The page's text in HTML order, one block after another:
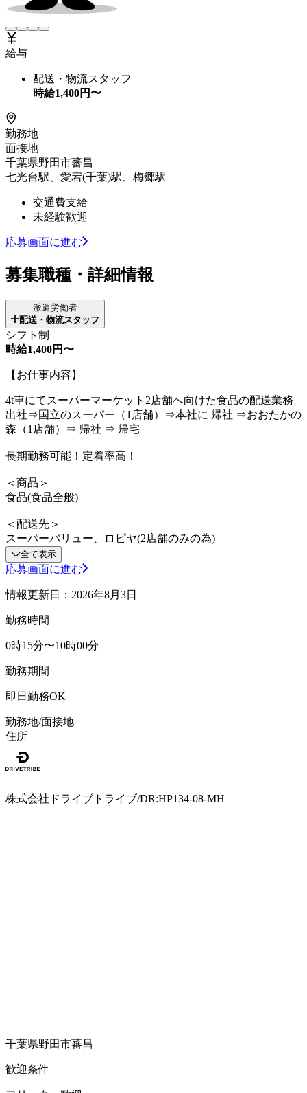
給与
配送・物流スタッフ
時給1,400円〜
勤務地
面接地
千葉県野田市蕃昌
七光台駅、愛宕(千葉)駅、梅郷駅
交通費支給
未経験歓迎
応募画面に進む
募集職種・詳細情報
派遣労働者
配送・物流スタッフ
シフト制
時給1,400円〜
【お仕事内容】
4t車にてスーパーマーケット2店舗へ向けた食品の配送業務
出社⇒国立のスーパー（1店舗）⇒本社に 帰社 ⇒おおたかの
森（1店舗）⇒ 帰社 ⇒ 帰宅
長期勤務可能！定着率高！
＜商品＞
食品(食品全般)
＜配送先＞
スーパーバリュー、ロピヤ(2店舗のみの為)
全て表示
応募画面に進む
情報更新日：2026年8月3日
勤務時間
0時15分〜10時00分
勤務期間
即日勤務OK
勤務地/面接地
住所
株式会社ドライブトライブ/DR:HP134-08-MH
千葉県野田市蕃昌
歓迎条件